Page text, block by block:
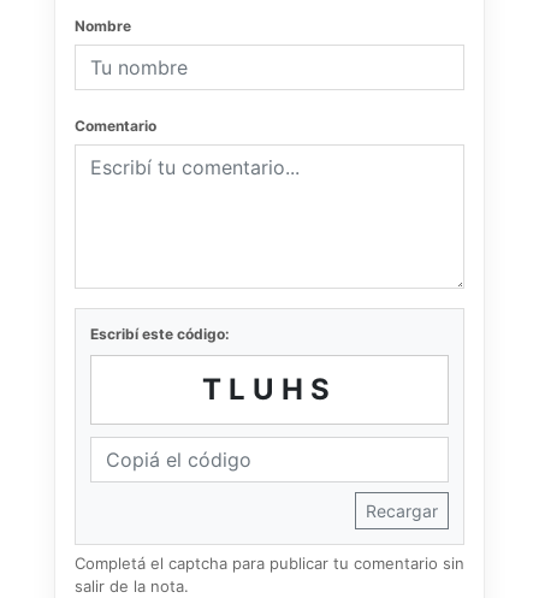
Nombre
Comentario
Escribí este código:
TLUHS
Recargar
Completá el captcha para publicar tu comentario sin
salir de la nota.